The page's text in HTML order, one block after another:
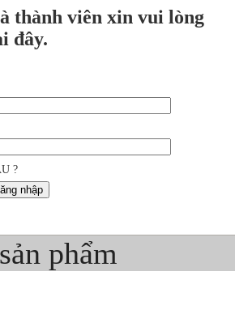
thành viên xin vui lòng
đây.
?
nhập
phẩm